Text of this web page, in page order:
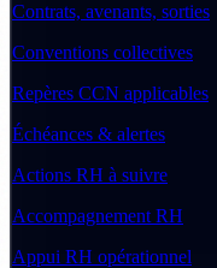
Contrats, avenants, sorties
Conventions collectives
Repères CCN applicables
Échéances & alertes
Actions RH à suivre
Accompagnement RH
Appui RH opérationnel